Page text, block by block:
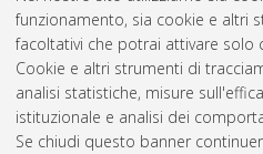
funzionamento, sia cookie e altri
facoltativi che potrai attivare solo
Cookie e altri strumenti di
analisi statistiche, misure
istituzionale e analisi dei
Se chiudi questo banner
Università di Bologna, Corso di
alimentari [LM-DM270] - Cesena
disponibile
Questa lista e' stata